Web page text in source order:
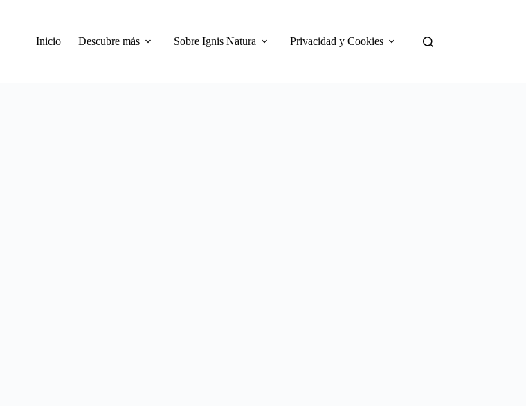
Inicio
Descubre más Sobre Ignis Natura Privacidad y Cookies